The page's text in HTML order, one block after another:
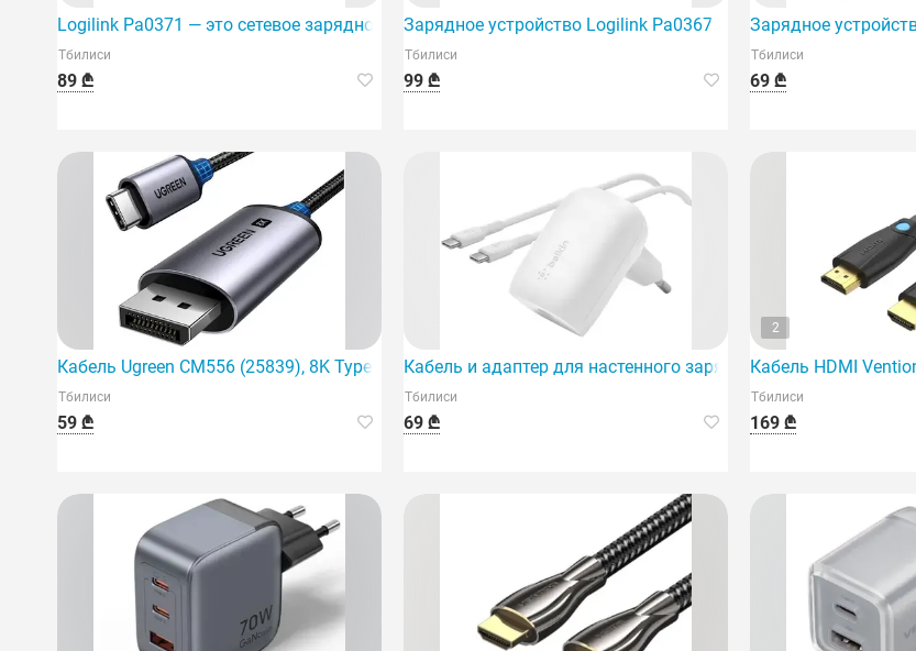
Logilink Pa0371 — это сетевое зарядное устройство нового поколения.
Тбилиси
89 ₾
Зарядное устройство Logilink Pa0367 2xUSB-C (PD 3.0/QC 4.0)
Тбилиси
99 ₾
Зарядное
Тбилиси
69 ₾
Кабель Ugreen CM556 (25839), 8K Type C — DisplayPort,
Тбилиси
59 ₾
Кабель и адаптер для настенного зарядного устройства
Тбилиси
69 ₾
2
Кабель HDMI
Тбилиси
169 ₾